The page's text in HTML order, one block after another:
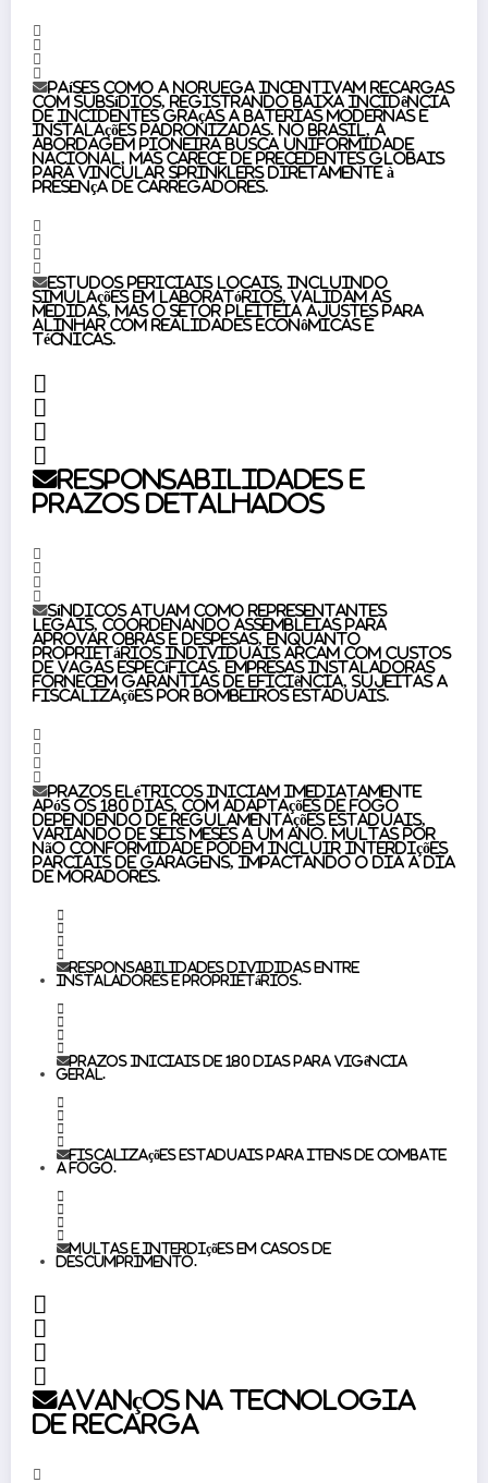
Países como a Noruega incentivam recargas
com subsídios, registrando baixa incidência
de incidentes graças a baterias modernas e
instalações padronizadas. No Brasil, a
abordagem pioneira busca uniformidade
nacional, mas carece de precedentes globais
para vincular sprinklers diretamente à
presença de carregadores.
Estudos periciais locais, incluindo
simulações em laboratórios, validam as
medidas, mas o setor pleiteia ajustes para
alinhar com realidades econômicas e
técnicas.
Responsabilidades e
prazos detalhados
Síndicos atuam como representantes
legais, coordenando assembleias para
aprovar obras e despesas, enquanto
proprietários individuais arcam com custos
de vagas específicas. Empresas instaladoras
fornecem garantias de eficiência, sujeitas a
fiscalizações por bombeiros estaduais.
Prazos elétricos iniciam imediatamente
após os 180 dias, com adaptações de fogo
dependendo de regulamentações estaduais,
variando de seis meses a um ano. Multas por
não conformidade podem incluir interdições
parciais de garagens, impactando o dia a dia
de moradores.
Responsabilidades divididas entre
instaladores e proprietários.
Prazos iniciais de 180 dias para vigência
geral.
Fiscalizações estaduais para itens de combate
a fogo.
Multas e interdições em casos de
descumprimento.
Avanços na tecnologia
de recarga